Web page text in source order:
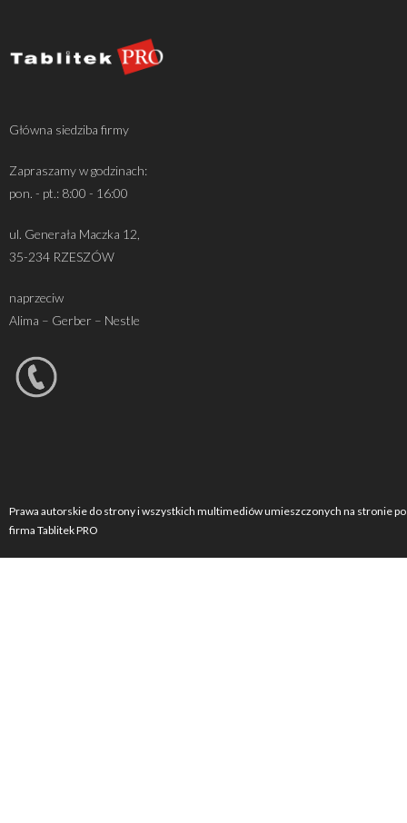
Główna siedziba firmy
Zapraszamy w godzinach:
pon. - pt.: 8:00 - 16:00
ul. Generała Maczka 12,
35-234 RZESZÓW
naprzeciw
Alima – Gerber – Nestle
Prawa autorskie do strony i wszystkich multimediów umieszczonych na stronie
firma Tablitek PRO